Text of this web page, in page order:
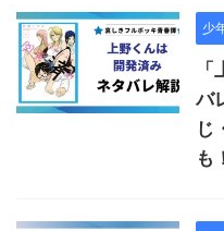
少
バ
じ
も！